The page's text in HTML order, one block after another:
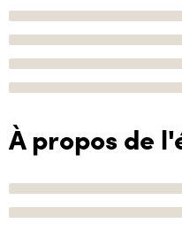
À propos de